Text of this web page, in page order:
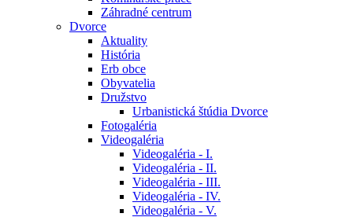
Záhradné centrum
Dvorce
Aktuality
História
Erb obce
Obyvatelia
Družstvo
Urbanistická štúdia Dvorce
Fotogaléria
Videogaléria
Videogaléria - I.
Videogaléria - II.
Videogaléria - III.
Videogaléria - IV.
Videogaléria - V.